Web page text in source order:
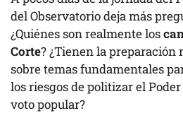
del Observatorio deja más
¿Quiénes son realmente los
Corte? ¿Tienen la preparación
sobre temas fundamentales
los riesgos de politizar el
voto popular?